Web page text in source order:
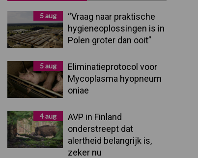
Sidebar5 aug
“Vraag naar praktische
hygieneoplossingen is in
Polen groter dan ooit”
5 aug
Eliminatieprotocol voor
Mycoplasma hyopneum
oniae
4 aug
AVP in Finland
onderstreept dat
alertheid belangrijk is,
zeker nu